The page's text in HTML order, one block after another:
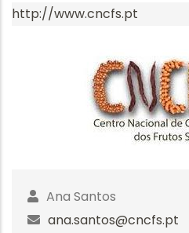
http://www.cncfs.pt
Ana Santos
ana.santos@cncfs.pt